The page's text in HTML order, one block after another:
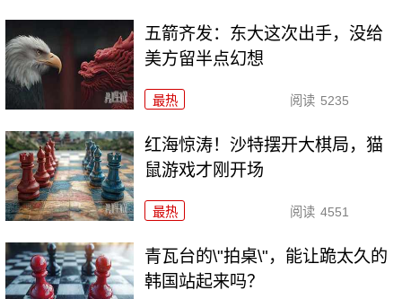
五箭齐发：东大这次出手，没给
美方留半点幻想
最热 阅读 5235
红海惊涛！沙特摆开大棋局，猫
鼠游戏才刚开场
最热 阅读 4551
青瓦台的\"拍桌\"，能让跪太久的
韩国站起来吗？